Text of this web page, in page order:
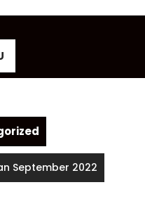
September 2022